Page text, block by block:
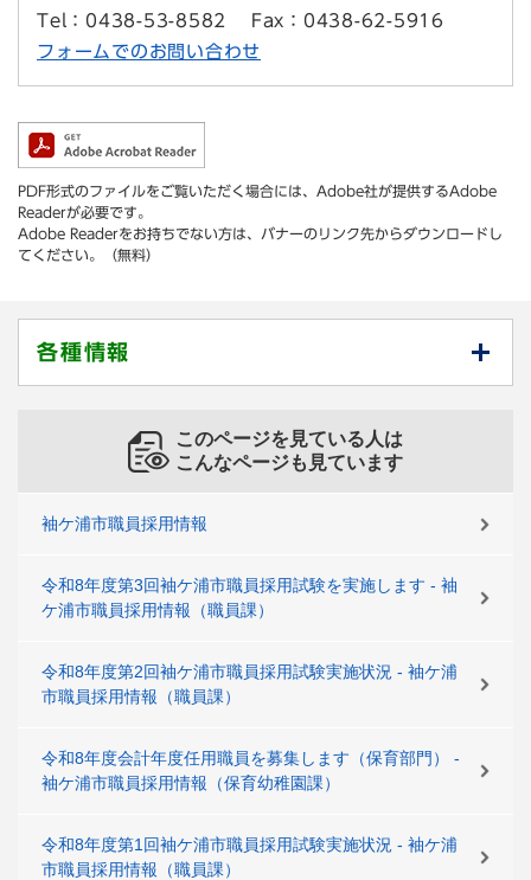
Tel：0438-53-8582
Fax：0438-62-5916
フォームでのお問い合わせ
PDF形式のファイルをご覧いただく場合には、Adobe社が提供するAdobe
Readerが必要です。
Adobe Readerをお持ちでない方は、バナーのリンク先からダウンロードし
てください。（無料）
各種情報
このページを見ている人は
こんなページも見ています
袖ケ浦市職員採用情報
令和8年度第3回袖ケ浦市職員採用試験を実施します - 袖
ケ浦市職員採用情報（職員課）
令和8年度第2回袖ケ浦市職員採用試験実施状況 - 袖ケ浦
市職員採用情報（職員課）
令和8年度会計年度任用職員を募集します（保育部門） -
袖ケ浦市職員採用情報（保育幼稚園課）
令和8年度第1回袖ケ浦市職員採用試験実施状況 - 袖ケ浦
市職員採用情報（職員課）